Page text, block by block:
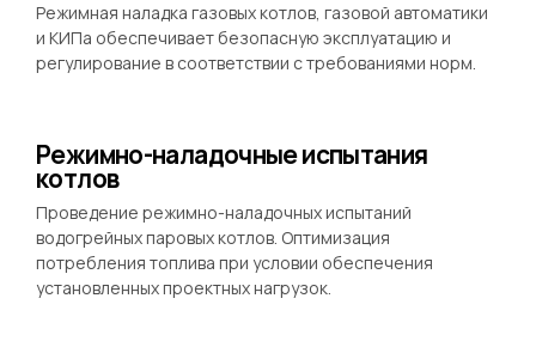
Режимная наладка газовых котлов, газовой автоматики
и КИПа обеспечивает безопасную эксплуатацию и
регулирование в соответствии с требованиями норм.
Режимно-наладочные испытания
котлов
Проведение режимно-наладочных испытаний
водогрейных паровых котлов. Оптимизация
потребления топлива при условии обеспечения
установленных проектных нагрузок.